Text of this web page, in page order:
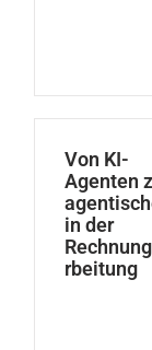
Von KI-
Agenten
in der
rbeitung